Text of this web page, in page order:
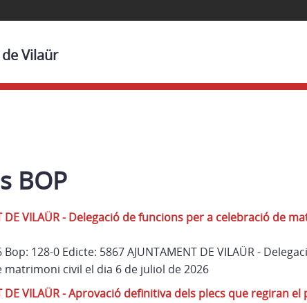
Vilaür
BOP
DE VILAÜR - Delegació de funcions per a celebració de
Bop: 128-0 Edicte: 5867 AJUNTAMENT DE VILAÜR -
matrimoni civil el dia 6 de juliol de 2026
DE VILAÜR - Aprovació definitiva dels plecs que regiran